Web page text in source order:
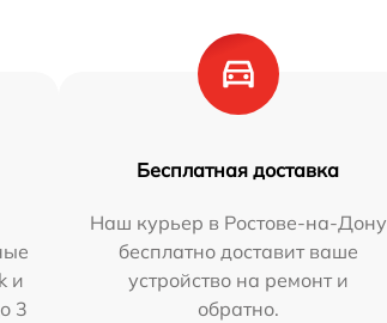
и
3
Бесплатная доставка
Наш курьер в Ростове-на-Дону
бесплатно доставит ваше
устройство на ремонт и
обратно.